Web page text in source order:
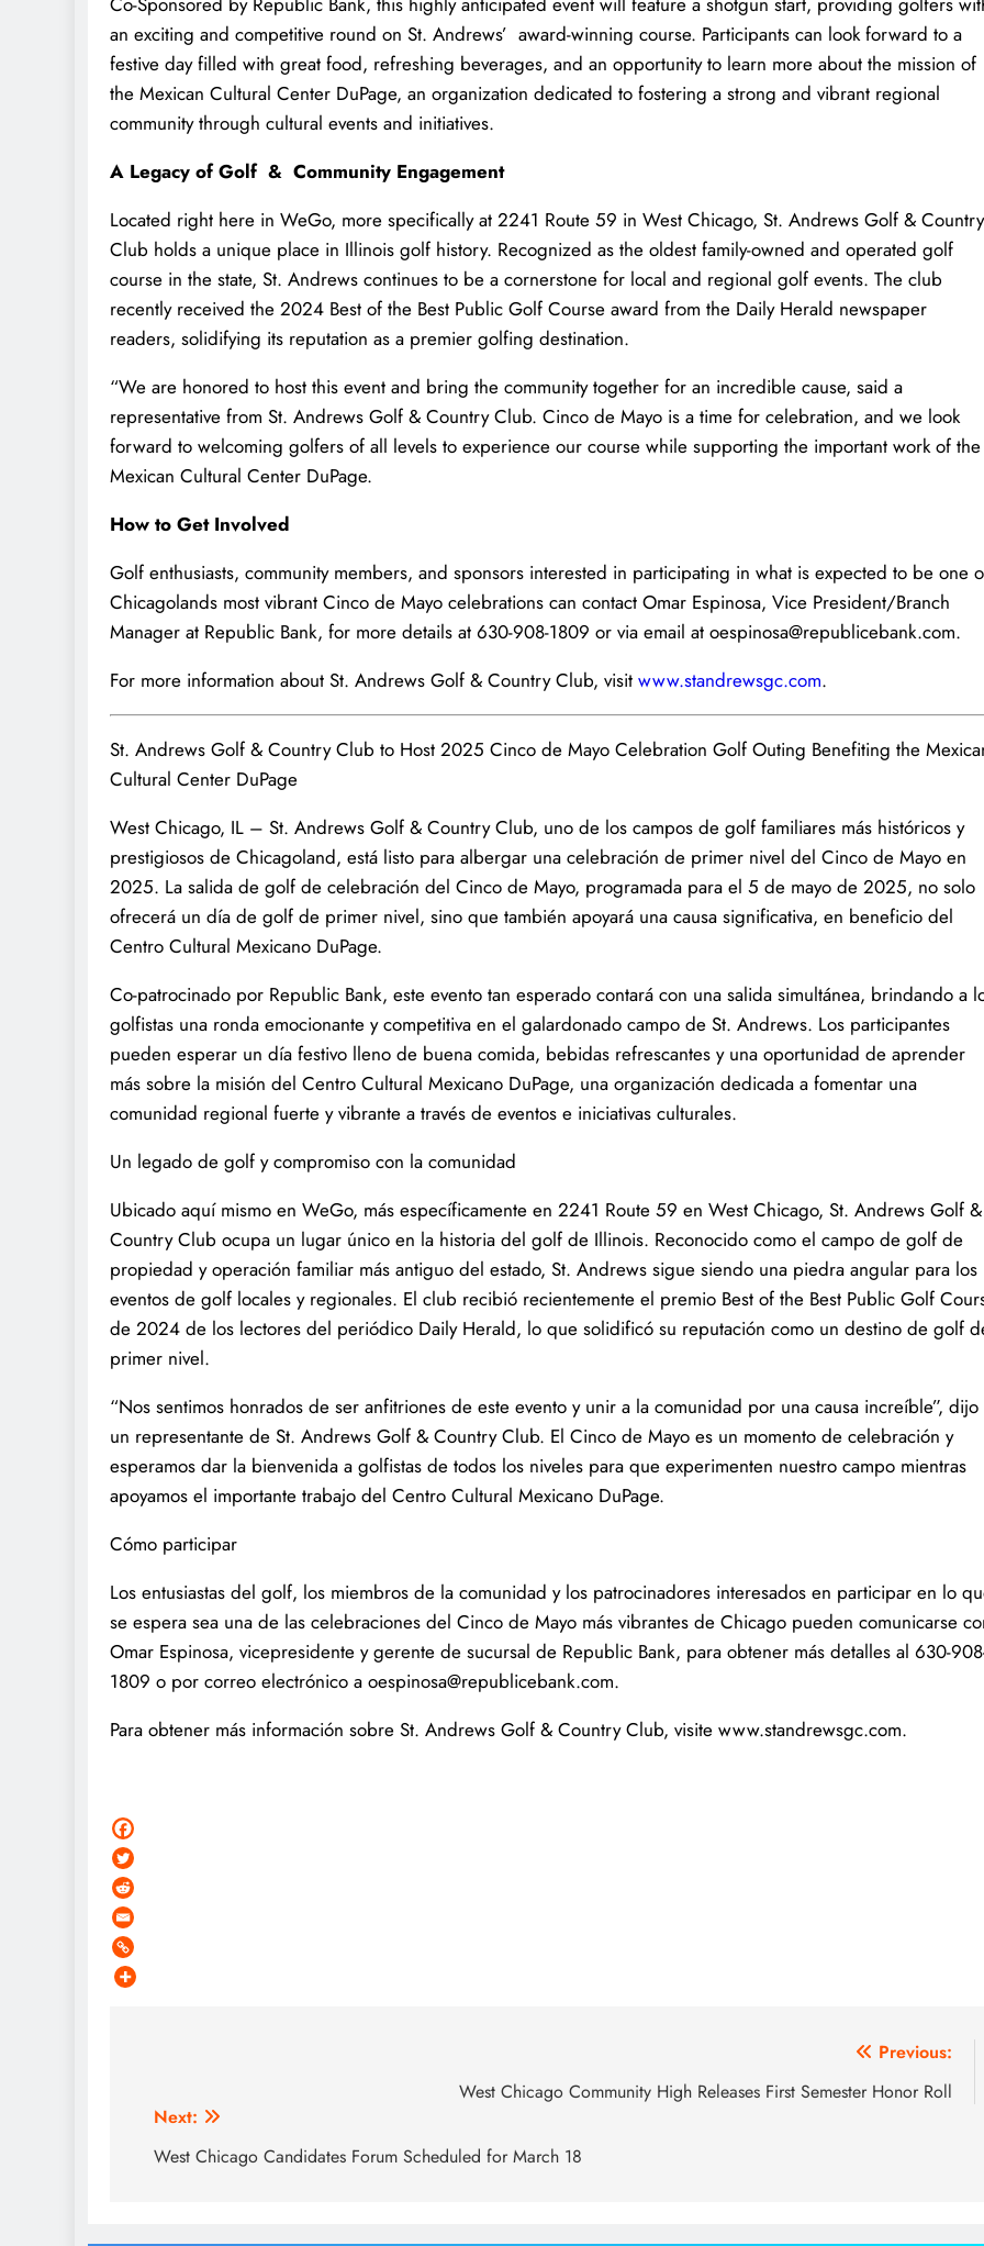
an exciting and competitive round on St. Andrews’ award-winning course. Participants can look forward to a
festive day filled with great food, refreshing beverages, and an opportunity to learn more about the mission of
the Mexican Cultural Center DuPage, an organization dedicated to fostering a strong and vibrant regional
community through cultural events and initiatives.
A Legacy of Golf & Community Engagement
Located right here in WeGo, more specifically at 2241 Route 59 in West Chicago, St. Andrews Golf & Country
Club holds a unique place in Illinois golf history. Recognized as the oldest family-owned and operated golf
course in the state, St. Andrews continues to be a cornerstone for local and regional golf events. The club
recently received the 2024 Best of the Best Public Golf Course award from the Daily Herald newspaper
readers, solidifying its reputation as a premier golfing destination.
“We are honored to host this event and bring the community together for an incredible cause, said a
representative from St. Andrews Golf & Country Club. Cinco de Mayo is a time for celebration, and we look
forward to welcoming golfers of all levels to experience our course while supporting the important work of the
Mexican Cultural Center DuPage.
How to Get Involved
Golf enthusiasts, community members, and sponsors interested in participating in what is expected to be one
Chicagolands most vibrant Cinco de Mayo celebrations can contact Omar Espinosa, Vice President/Branch
Manager at Republic Bank, for more details at 630-908-1809 or via email at oespinosa@republicebank.com.
For more information about St. Andrews Golf & Country Club, visit www.standrewsgc.com.
St. Andrews Golf & Country Club to Host 2025 Cinco de Mayo Celebration Golf Outing Benefiting the
Cultural Center DuPage
West Chicago, IL – St. Andrews Golf & Country Club, uno de los campos de golf familiares más históricos y
prestigiosos de Chicagoland, está listo para albergar una celebración de primer nivel del Cinco de Mayo en
2025. La salida de golf de celebración del Cinco de Mayo, programada para el 5 de mayo de 2025, no solo
ofrecerá un día de golf de primer nivel, sino que también apoyará una causa significativa, en beneficio del
Centro Cultural Mexicano DuPage.
Co-patrocinado por Republic Bank, este evento tan esperado contará con una salida simultánea, brindando a
golfistas una ronda emocionante y competitiva en el galardonado campo de St. Andrews. Los participantes
pueden esperar un día festivo lleno de buena comida, bebidas refrescantes y una oportunidad de aprender
más sobre la misión del Centro Cultural Mexicano DuPage, una organización dedicada a fomentar una
comunidad regional fuerte y vibrante a través de eventos e iniciativas culturales.
Un legado de golf y compromiso con la comunidad
Ubicado aquí mismo en WeGo, más específicamente en 2241 Route 59 en West Chicago, St. Andrews Golf &
Country Club ocupa un lugar único en la historia del golf de Illinois. Reconocido como el campo de golf de
propiedad y operación familiar más antiguo del estado, St. Andrews sigue siendo una piedra angular para los
eventos de golf locales y regionales. El club recibió recientemente el premio Best of the Best Public Golf
de 2024 de los lectores del periódico Daily Herald, lo que solidificó su reputación como un destino de golf
primer nivel.
“Nos sentimos honrados de ser anfitriones de este evento y unir a la comunidad por una causa increíble”, dijo
un representante de St. Andrews Golf & Country Club. El Cinco de Mayo es un momento de celebración y
esperamos dar la bienvenida a golfistas de todos los niveles para que experimenten nuestro campo mientras
apoyamos el importante trabajo del Centro Cultural Mexicano DuPage.
Cómo participar
Los entusiastas del golf, los miembros de la comunidad y los patrocinadores interesados ​​en participar en lo
se espera sea una de las celebraciones del Cinco de Mayo más vibrantes de Chicago pueden comunicarse
Omar Espinosa, vicepresidente y gerente de sucursal de Republic Bank, para obtener más detalles al 630-
1809 o por correo electrónico a oespinosa@republicebank.com.
Para obtener más información sobre St. Andrews Golf & Country Club, visite www.standrewsgc.com.
Previous:
West Chicago Community High Releases First Semester Honor Roll
Next:
West Chicago Candidates Forum Scheduled for March 18